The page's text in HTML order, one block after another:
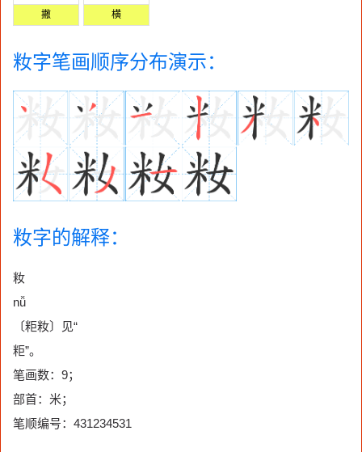
撇 横
籹字笔画顺序分布演示：
籹字的解释：
籹
nǚ
〔粔籹〕见“
粔”。
笔画数：9；
部首：米；
笔顺编号：431234531